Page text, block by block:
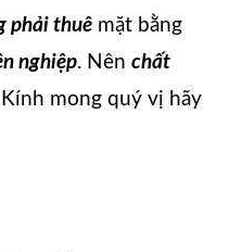
phải thuê mặt bằng
nghiệp. Nên chất
Kính mong quý vị hãy